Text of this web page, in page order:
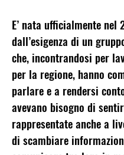
E’ nata ufficialmente nel
dall’esigenza di un
che, incontrandosi per
per la regione, hanno
parlare e a rendersi
avevano bisogno di
rappresentate anche a
di scambiare